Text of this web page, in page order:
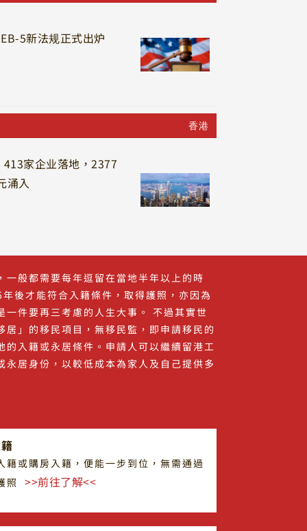
5新法规正式出炉
香港
家企业落地，2377
涌入
一般都需要每年逗留在當地半年以上的時
後才能符合入籍條件，取得護照，亦因為
一件要再三考慮的人生大事。 不過其實世
居」的移民項目，無移民監，即申請移民的
的入籍或永居條件。申請人可以繼續留港工
永居身份，以較低成本為家人及自己提供多
籍或購房入籍，便能一步到位，無需通過
照 >>前往了解<<